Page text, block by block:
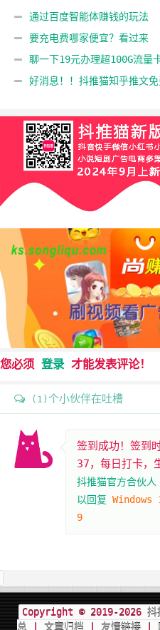
通过百度智能体赚钱的玩法
要充电费哪家便宜？看过来
聊一下19元办理超100G流量
好消息！！抖推猫知乎推文免
您必须 登录才能发表评论！
(1) 个小伙伴在吐槽
签到成功！签
37，每日打卡，
抖推猫官方合伙人
以回复
9
Copyright © 2019-2026 抖
总
文章归档 友情链接